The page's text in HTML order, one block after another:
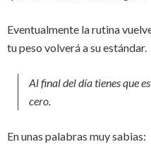
Eventualmente la rutina
tu peso volverá a su estándar.
Al final del día tienes que
cero.
En unas palabras muy sabias: